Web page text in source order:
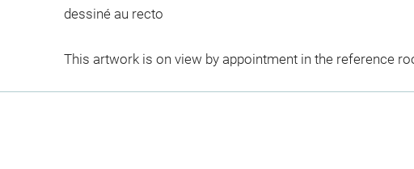
dessiné au recto
This artwork is on view by appointment in the reference